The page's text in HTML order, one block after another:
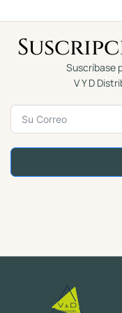
Suscríbase
V Y D